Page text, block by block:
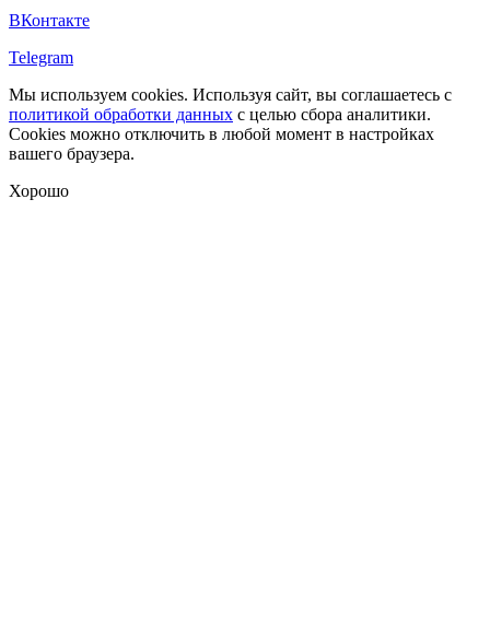
ВКонтакте
Telegram
Мы используем cookies. Используя сайт, вы соглашаетесь с
политикой обработки данных с целью сбора аналитики.
Cookies можно отключить в любой момент в настройках
вашего браузера.
Хорошо